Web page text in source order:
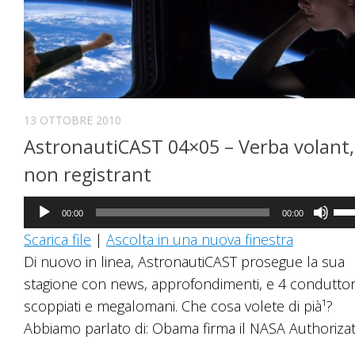
13 OTTOBRE 2010
AstronautiCAST 04×05 – Verba
non registrant
Audio
Player
00:00 00:00
i
Scarica file | Ascolta in una nuova finestra
Di nuovo in linea, AstronautiCAST prosegue la sua
stagione con news, approfondimenti, e 4
scoppiati e megalomani. Che cosa volete di pià¹?
Abbiamo parlato di: Obama firma il NASA